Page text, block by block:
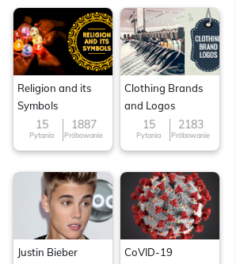
Religion and its
Symbols
15
Pytania
1887
Próbowanie
Clothing Brands
and Logos
15
Pytania
2183
Próbowanie
Justin Bieber CoVID-19